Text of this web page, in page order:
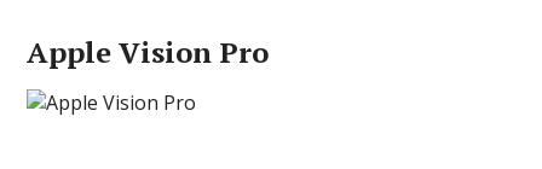
Apple Vision Pro